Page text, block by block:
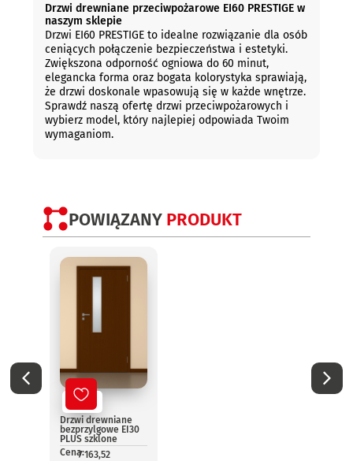
Drzwi drewniane przeciwpożarowe EI60 PRESTIGE w
naszym sklepie
Drzwi EI60 PRESTIGE to idealne rozwiązanie dla osób
ceniących połączenie bezpieczeństwa i estetyki.
Zwiększona odporność ogniowa do 60 minut,
elegancka forma oraz bogata kolorystyka sprawiają,
że drzwi doskonale wpasowują się w każde wnętrze.
Sprawdź naszą ofertę drzwi przeciwpożarowych i
wybierz model, który najlepiej odpowiada Twoim
wymaganiom.
POWIĄZANY PRODUKT
Nowy
Drzwi drewniane
bezprzylgowe EI30
PLUS szklone
Cena:7 163,52
EI60